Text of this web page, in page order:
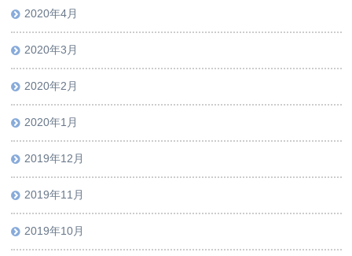
2020年4月
2020年3月
2020年2月
2020年1月
2019年12月
2019年11月
2019年10月